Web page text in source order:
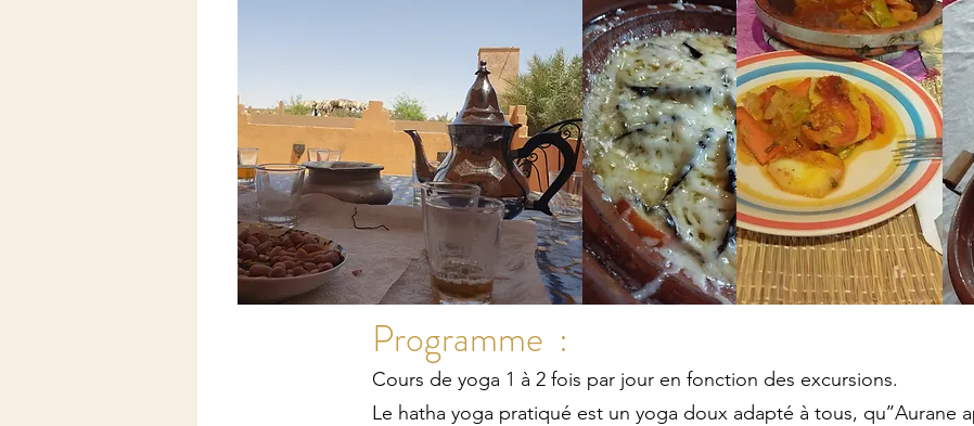
Programme :
Cours de yoga 1 à 2 fois par jour en fonction des excursions.
Le hatha yoga pratiqué est un yoga doux adapté à tous, qu’’Aurane